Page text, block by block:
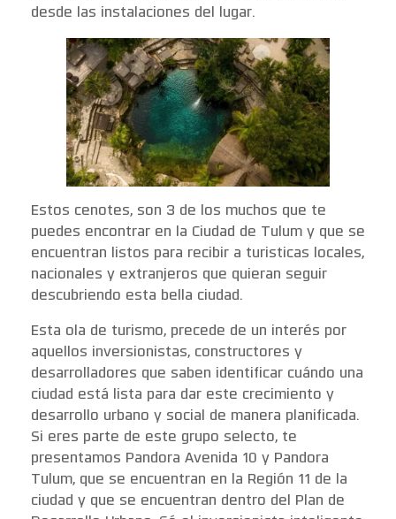
desde las instalaciones del lugar.
Estos cenotes, son 3 de los muchos que te
puedes encontrar en la Ciudad de Tulum y que se
encuentran listos para recibir a turisticas locales,
nacionales y extranjeros que quieran seguir
descubriendo esta bella ciudad.
Esta ola de turismo, precede de un interés por
aquellos inversionistas, constructores y
desarrolladores que saben identificar cuándo una
ciudad está lista para dar este crecimiento y
desarrollo urbano y social de manera planificada.
Si eres parte de este grupo selecto, te
presentamos Pandora Avenida 10 y Pandora
Tulum, que se encuentran en la Región 11 de la
ciudad y que se encuentran dentro del Plan de